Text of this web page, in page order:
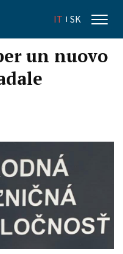
IT SK
un nuovo